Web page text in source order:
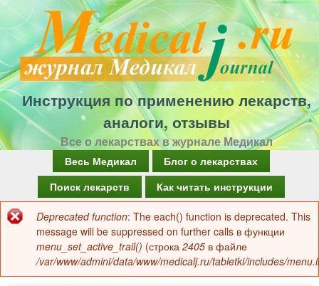
Перейти
к
основному
содержанию
Инструкция по применению лекарств,
аналоги, отзывы
Все о лекарствах в журнале Медикал
а
в
о
Весь Медикал
Блог о лекарствах
Поиск лекарств
Как читать инструкции
Сообщение
об
ошибке
Deprecated function: The each() function is deprecated. This
message will be suppressed on further calls в функции
menu_set_active_trail() (строка 2405 в файле
/var/www/admini/data/www/medicalj.ru/tabletki/includes/